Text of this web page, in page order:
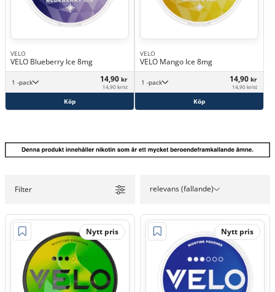
VELO
VELO Blueberry Ice 8mg
1 -pack 14,90 kr
14,90 kr/st
Köp
VELO
VELO Mango Ice 8mg
1 -pack 14,90 kr
14,90 kr/st
Köp
Filter relevans (fallande)
Nytt pris Nytt pris